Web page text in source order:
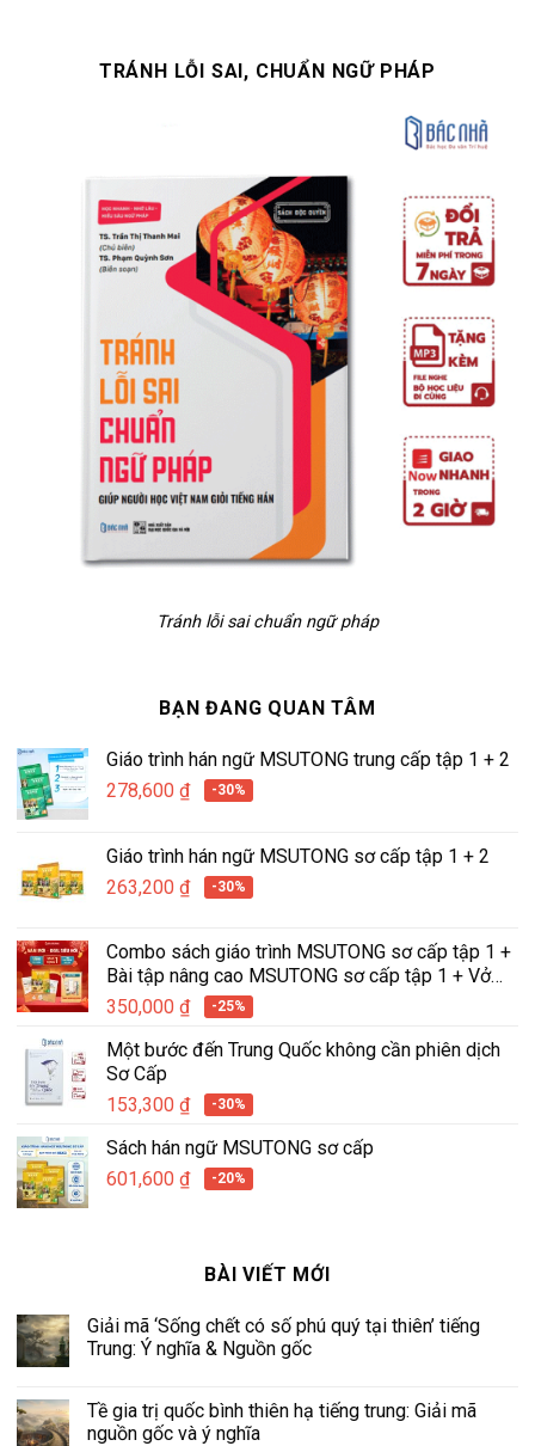
TRÁNH LỖI SAI, CHUẨN NGỮ PHÁP
Tránh lỗi sai chuẩn ngữ pháp
BẠN ĐANG QUAN TÂM
Giáo trình hán ngữ MSUTONG trung cấp tập 1 + 2
278,600 ₫ -30%
Giáo trình hán ngữ MSUTONG sơ cấp tập 1 + 2
263,200 ₫ -30%
Combo sách giáo trình MSUTONG sơ cấp tập 1 +
Bài tập nâng cao MSUTONG sơ cấp tập 1 + Vở
tập viết hán ngữ tích hợp MSUTONG tập 1
350,000 ₫ -25%
Một bước đến Trung Quốc không cần phiên dịch
Sơ Cấp
153,300 ₫ -30%
Sách hán ngữ MSUTONG sơ cấp
601,600 ₫ -20%
BÀI VIẾT MỚI
Giải mã ‘Sống chết có số phú quý tại thiên’ tiếng
Trung: Ý nghĩa & Nguồn gốc
Tề gia trị quốc bình thiên hạ tiếng trung: Giải mã
nguồn gốc và ý nghĩa